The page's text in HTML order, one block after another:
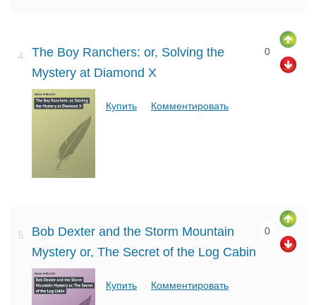
4.
The Boy Ranchers: or, Solving the
Mystery at Diamond X
0
Купить Комментировать
5.
Bob Dexter and the Storm Mountain
Mystery or, The Secret of the Log Cabin
0
Купить Комментировать